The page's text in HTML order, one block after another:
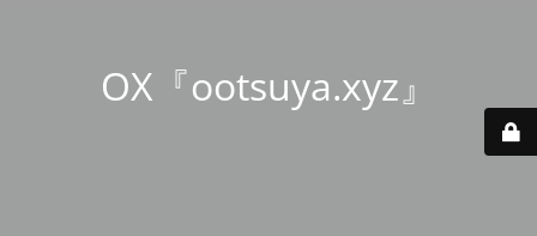
OX『ootsuya.xyz』